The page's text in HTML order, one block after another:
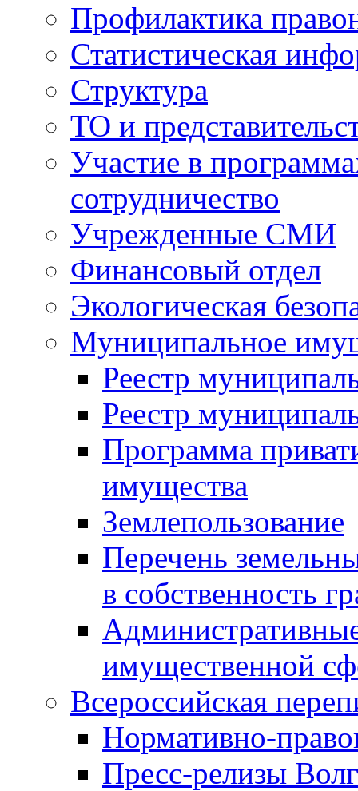
Профилактика
Статистическая
Структура
ТО и
Участие в
сотрудничество
Учрежденные СМИ
Финансовый отдел
Экологическая
Муниципальное
Реестр
Реестр
Программа
имущества
Землепользование
Перечень
в собственность
имущественной
Всероссийская
Нормативно-
Пресс-релизы